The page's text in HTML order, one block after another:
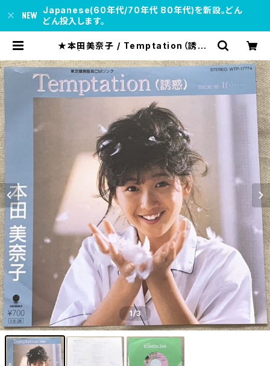
Japanese(60年代/70年代 80年代)を新設。どん
どん投入します。
★本田美奈子 / Temptation（誘惑）
1/3